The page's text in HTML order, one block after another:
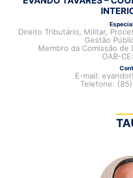
Direito Tributário, Militar,
Gestão
Membro da Comissão de
OAB-
E-mail:
Telefone: